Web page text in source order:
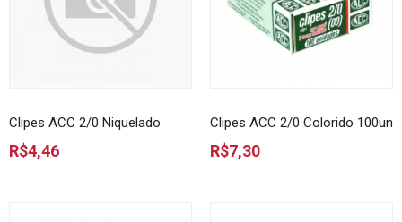
Clipes ACC 2/0 Niquelado
R$4,46
Clipes ACC 2/0 Colorido 100un
R$7,30